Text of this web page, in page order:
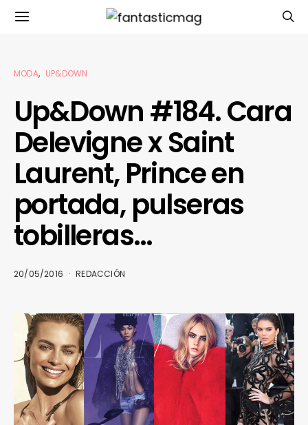
MODA UP&DOWN
Up&Down #184. Cara
Delevigne x Saint
Laurent, Prince en
portada, pulseras
tobilleras…
20/05/2016 REDACCIÓN